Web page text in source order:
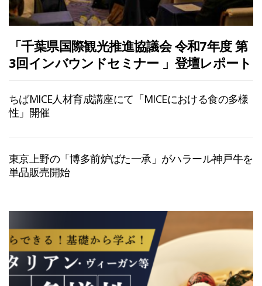
「千葉県国際観光推進協議会 令和7年度 第
3回インバウンドセミナー 」登壇レポート
ちばMICE人材育成講座にて「MICEにおける食の多様
性」開催
東京上野の「博多前炉ばた一承」がハラール神戸牛を
単品販売開始